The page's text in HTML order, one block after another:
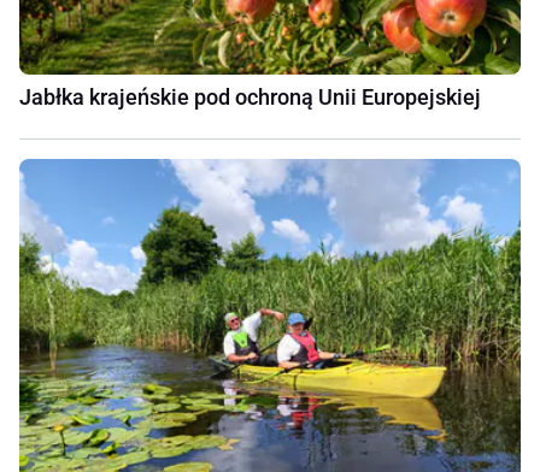
Jabłka krajeńskie pod ochroną Unii Europejskiej